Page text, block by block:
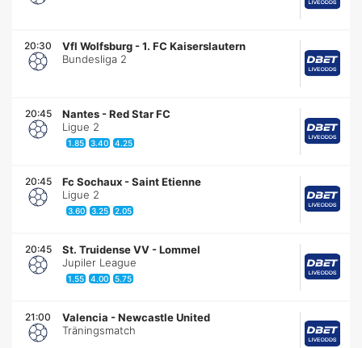
20:30 Vfl Wolfsburg -1. FC Kaiserslautern
Bundesliga 2
20:45 Nantes -Red Star FC
Ligue 2
1.85 3.40 4.25
20:45 Fc Sochaux -Saint Etienne
Ligue 2
3.60 3.25 2.05
20:45 St. Truidense VV -Lommel
Jupiler League
1.55 4.00 5.75
21:00 Valencia -Newcastle United
Träningsmatch